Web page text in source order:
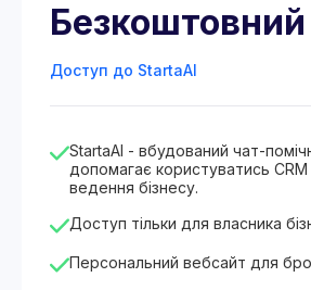
Безкоштовний
Доступ до StartaAI
StartaAI - вбудований чат-
допомагає користуватись
ведення бізнесу.
Доступ тільки для власника
Персональний вебсайт для